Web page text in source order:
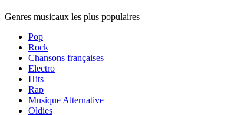
Genres musicaux les plus populaires
Pop
Rock
Chansons françaises
Electro
Hits
Rap
Musique Alternative
Oldies